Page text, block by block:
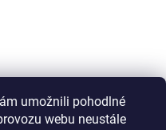
umožnili pohodlné
webu neustále